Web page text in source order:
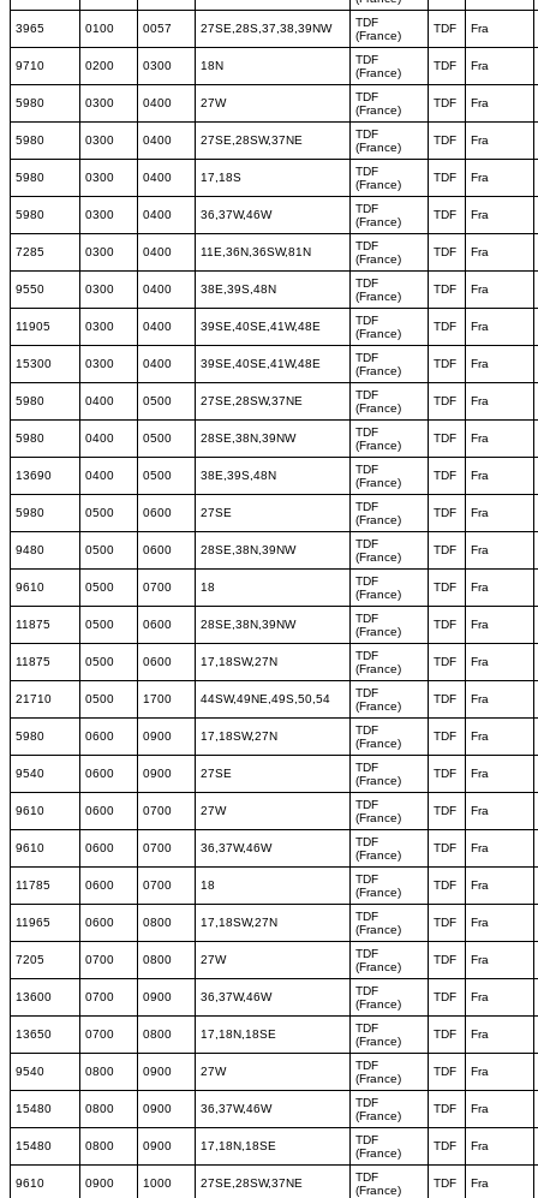
3965 0100 0057 27SE,28S,37,38,39NW
TDF
(France)
TDF Fra
9710 0200 0300 18N
TDF
(France)
TDF Fra
5980 0300 0400 27W
TDF
(France)
TDF Fra
5980 0300 0400 27SE,28SW,37NE
TDF
(France)
TDF Fra
5980 0300 0400 17,18S
TDF
(France)
TDF Fra
5980 0300 0400 36,37W,46W
TDF
(France)
TDF Fra
7285 0300 0400 11E,36N,36SW,81N
TDF
(France)
TDF Fra
9550 0300 0400 38E,39S,48N
TDF
(France)
TDF Fra
11905 0300 0400 39SE,40SE,41W,48E
TDF
(France)
TDF Fra
15300 0300 0400 39SE,40SE,41W,48E
TDF
(France)
TDF Fra
5980 0400 0500 27SE,28SW,37NE
TDF
(France)
TDF Fra
5980 0400 0500 28SE,38N,39NW
TDF
(France)
TDF Fra
13690 0400 0500 38E,39S,48N
TDF
(France)
TDF Fra
5980 0500 0600 27SE
TDF
(France)
TDF Fra
9480 0500 0600 28SE,38N,39NW
TDF
(France)
TDF Fra
9610 0500 0700 18
TDF
(France)
TDF Fra
11875 0500 0600 28SE,38N,39NW
TDF
(France)
TDF Fra
11875 0500 0600 17,18SW,27N
TDF
(France)
TDF Fra
21710 0500 1700 44SW,49NE,49S,50,54
TDF
(France)
TDF Fra
5980 0600 0900 17,18SW,27N
TDF
(France)
TDF Fra
9540 0600 0900 27SE
TDF
(France)
TDF Fra
9610 0600 0700 27W
TDF
(France)
TDF Fra
9610 0600 0700 36,37W,46W
TDF
(France)
TDF Fra
11785 0600 0700 18
TDF
(France)
TDF Fra
11965 0600 0800 17,18SW,27N
TDF
(France)
TDF Fra
7205 0700 0800 27W
TDF
(France)
TDF Fra
13600 0700 0900 36,37W,46W
TDF
(France)
TDF Fra
13650 0700 0800 17,18N,18SE
TDF
(France)
TDF Fra
9540 0800 0900 27W
TDF
(France)
TDF Fra
15480 0800 0900 36,37W,46W
TDF
(France)
TDF Fra
15480 0800 0900 17,18N,18SE
TDF
(France)
TDF Fra
9610 0900 1000 27SE,28SW,37NE
TDF
(France)
TDF Fra